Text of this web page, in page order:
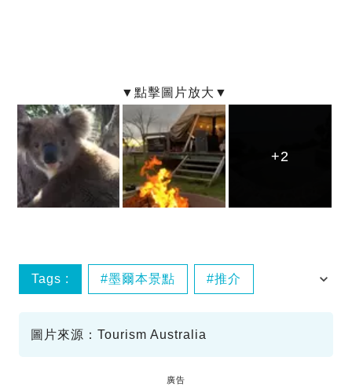
+2
+2
+2
Tags : 墨爾本景點 推介
圖片來源：Tourism Australia
廣告